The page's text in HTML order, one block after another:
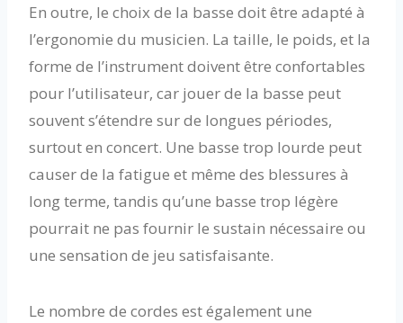
En outre, le choix de la basse doit être adapté à
l’ergonomie du musicien. La taille, le poids, et la
forme de l’instrument doivent être confortables
pour l’utilisateur, car jouer de la basse peut
souvent s’étendre sur de longues périodes,
surtout en concert. Une basse trop lourde peut
causer de la fatigue et même des blessures à
long terme, tandis qu’une basse trop légère
pourrait ne pas fournir le sustain nécessaire ou
une sensation de jeu satisfaisante.
Le nombre de cordes est également une